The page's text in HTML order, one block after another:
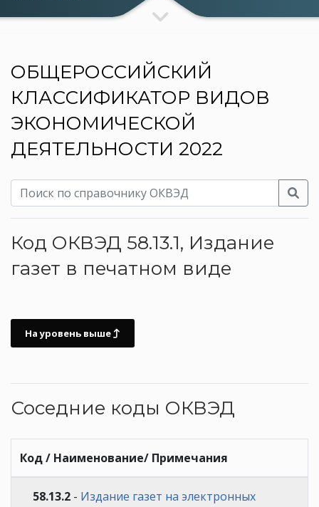
ОБЩЕРОССИЙСКИЙ
КЛАССИФИКАТОР ВИДОВ
ЭКОНОМИЧЕСКОЙ
ДЕЯТЕЛЬНОСТИ 2022
Код ОКВЭД 58.13.1, Издание
газет в печатном виде
На уровень выше
Соседние коды ОКВЭД
Код / Наименование/ Примечания
58.13.2 - Издание газет на электронных